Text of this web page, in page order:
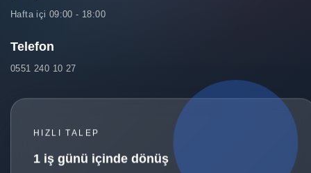
Hafta içi 09:00 - 18:00
Telefon
0551 240 10 27
HIZLI TALEP
1 iş günü içinde dönüş